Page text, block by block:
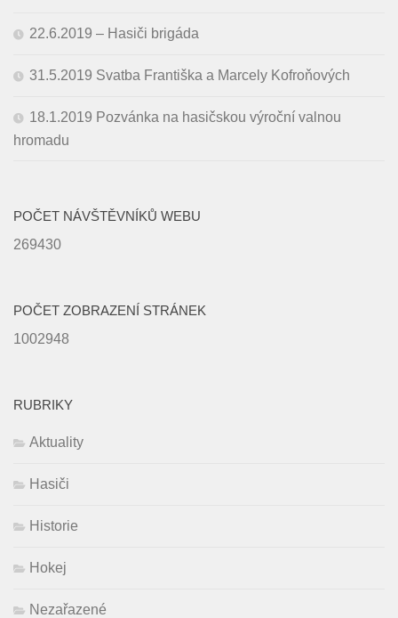
22.6.2019 – Hasiči brigáda
31.5.2019 Svatba Františka a Marcely Kofroňových
18.1.2019 Pozvánka na hasičskou výroční valnou
hromadu
POČET NÁVŠTĚVNÍKŮ WEBU
269430
POČET ZOBRAZENÍ STRÁNEK
1002948
RUBRIKY
Aktuality
Hasiči
Historie
Hokej
Nezařazené